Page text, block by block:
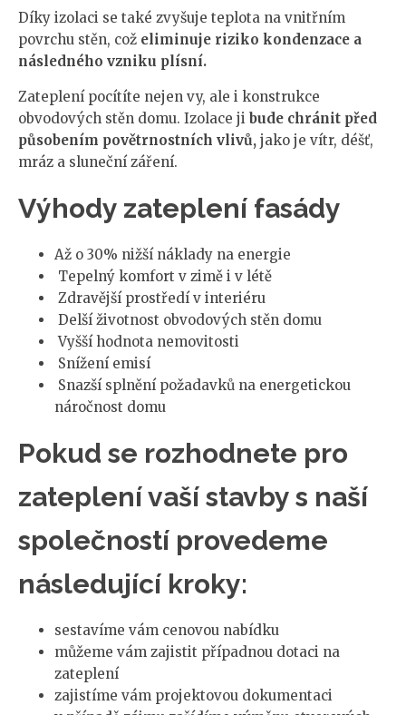
Díky izolaci se také zvyšuje teplota na vnitřním
povrchu stěn, což eliminuje riziko kondenzace a
následného vzniku plísní.
Zateplení pocítíte nejen vy, ale i konstrukce
obvodových stěn domu. Izolace ji bude chránit před
působením povětrnostních vlivů, jako je vítr, déšť,
mráz a sluneční záření.
Výhody zateplení fasády
Až o 30% nižší náklady na energie
Tepelný komfort v zimě i v létě
Zdravější prostředí v interiéru
Delší životnost obvodových stěn domu
Vyšší hodnota nemovitosti
Snížení emisí
Snazší splnění požadavků na energetickou
náročnost domu
Pokud se rozhodnete pro
zateplení vaší stavby s naší
společností provedeme
následující kroky:
sestavíme vám cenovou nabídku
můžeme vám zajistit případnou dotaci na
zateplení
zajistíme vám projektovou dokumentaci